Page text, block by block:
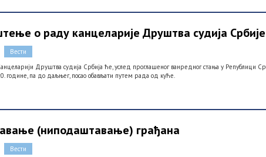
о раду канцеларије Друштва судија
Вести
Друштва судија Србија ће, услед проглашеног ванредног стања у Републици
године, па до даљњег, посао обављати путем рада од куће.
(ниподаштавање) грађана
Вести